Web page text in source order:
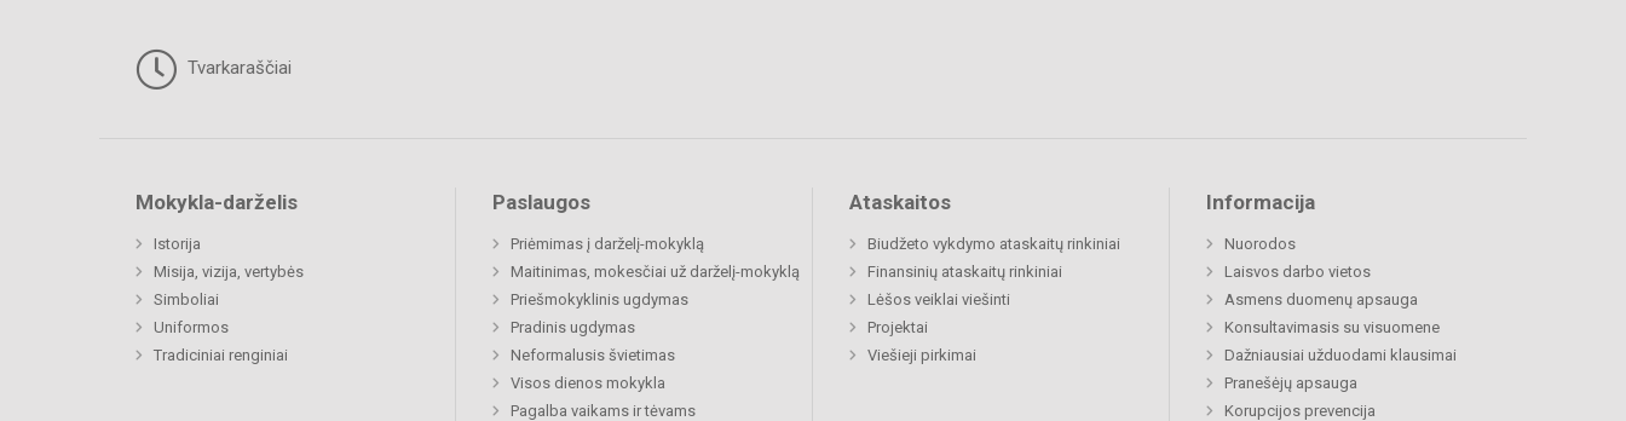
Tvarkaraščiai
Mokykla-darželis
Istorija
Misija, vizija, vertybės
Simboliai
Uniformos
Tradiciniai renginiai
Paslaugos
Priėmimas į darželį-mokyklą
Maitinimas, mokesčiai už darželį-mokyklą
Priešmokyklinis ugdymas
Pradinis ugdymas
Neformalusis švietimas
Visos dienos mokykla
Pagalba vaikams ir tėvams
Ataskaitos
Biudžeto vykdymo ataskaitų rinkiniai
Finansinių ataskaitų rinkiniai
Lėšos veiklai viešinti
Projektai
Viešieji pirkimai
Informacija
Nuorodos
Laisvos darbo vietos
Asmens duomenų apsauga
Konsultavimasis su visuomene
Dažniausiai užduodami klausimai
Pranešėjų apsauga
Korupcijos prevencija